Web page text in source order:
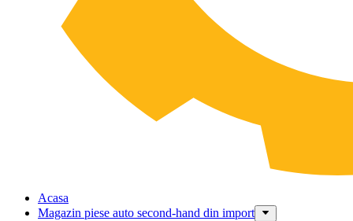
Acasa
Magazin piese auto second-hand din import